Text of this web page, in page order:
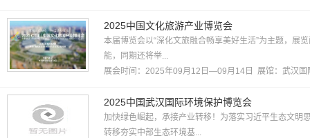
2025中国文化旅游产业博览会
本届博览会以“深化文旅融合畅享美好生活”为主题，展
能，同期还将举...
展会时间：2025年09月12日—09月14日 展馆： 武汉国
2025中国武汉国际环境保护博览会
加快绿色崛起，承接产业转移！为落实习近平生态文明
转移夯实中部生态环境基...